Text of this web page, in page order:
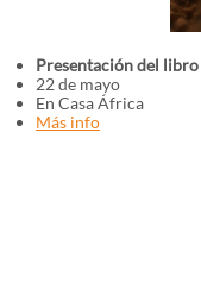
Presentación del libro
22 de mayo
En Casa África
Más info